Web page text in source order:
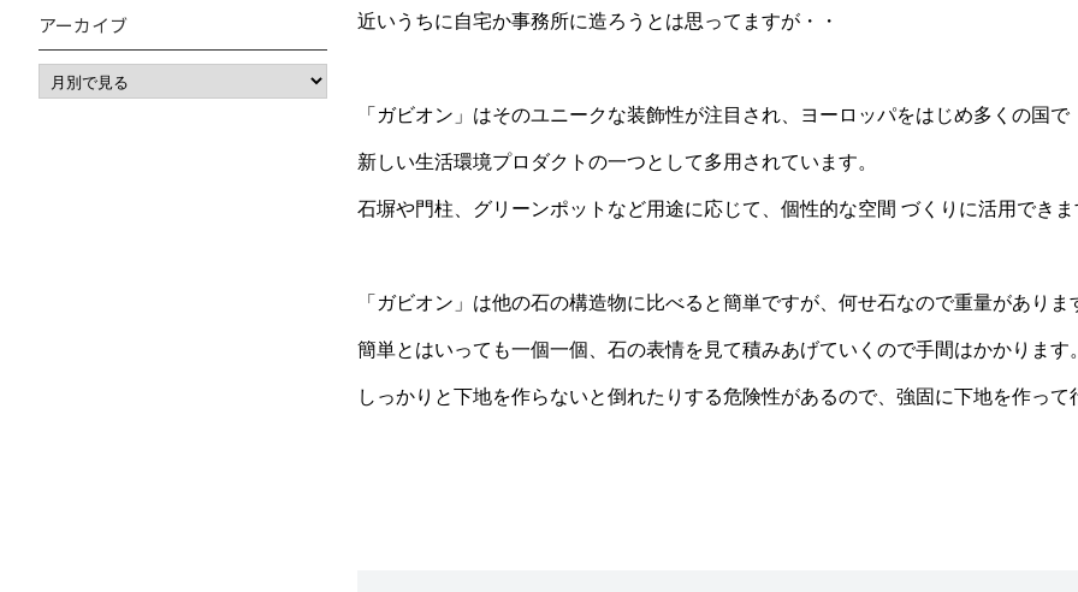
近いうちに自宅か事務所に造ろうとは思ってますが・・
「ガビオン」はそのユニークな装飾性が注目され、ヨーロッパをはじめ多くの国で
新しい生活環境プロダクトの一つとして多用されています。
石塀や門柱、グリーンポットなど用途に応じて、個性的な空間 づくりに活用できま
「ガビオン」は他の石の構造物に比べると簡単ですが、何せ石なので重量がありま
簡単とはいっても一個一個、石の表情を見て積みあげていくので手間はかかります。
しっかりと下地を作らないと倒れたりする危険性があるので、強固に下地を作って
アーカイブ